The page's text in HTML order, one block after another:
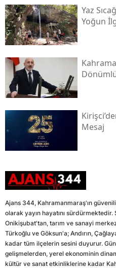
Yaz
Yoğun
Mesaj
Ajans 344, Kahramanmaraş'ın
olarak yayın hayatını
Onikişubat'tan, tarım ve sanayi
Türkoğlu ve Göksun'a; Andırın,
kadar tüm ilçelerin sesini duyurur.
gelişmelerden, yerel ekonominin
kültür ve sanat etkinliklerine kadar